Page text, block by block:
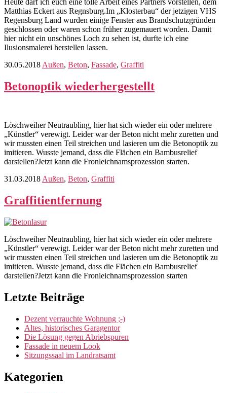
Heute darf ich euch eine tolle Arbeit eines Partners vorstellen, dem
Matthias Eckert aus Regnsburg.Im „Klosterbau“ der jetzigen VHS
Regensburg Land wurden einige Fenster aus Brandschutzgründen
geschlossen oder waren schon früher zugemauert worden. Damit
hier nicht ein unschönes Loch zu sehen ist, durfte ich eine
Ilusionsmalerei herstellen lassen.
30.05.2018 Außen, Beton, Fassade, Graffiti
Betonoptik wiederhergestellt
Löschweiher Neutraubling, hier hat sich wieder ein oder mehrere
„Künstler“ verewigt. Leider war der Beton nicht mehr zuretten und
wir mussten einen Teil streichen und lasieren um die Betonoptik zu
imitieren. Wusste jemand, dass die Flächen ein Bambusrelief
darstellen?Jetzt kann die Fronleichnamsprozession starten.
31.03.2018 Außen, Beton, Graffiti
Graffitientfernung
Löschweiher Neutraubling, hier hat sich wieder ein oder mehrere
„Künstler“ verewigt. Leider war der Beton nicht mehr zuretten und
wir mussten einen Teil streichen und lasieren um die Betonoptik zu
imitieren. Wusste jemand, dass die Flächen ein Bambusrelief
darstellen?Jetzt kann die Fronleichnamsprozession starten
Letzte Beiträge
Dezent verrauchte Wohnung ;-)
Altes, historisches Garagentor
Die Lösung gegen Abriebspuren
Fassade in neuem Look
Sitzungssaal im Landratsamt
Kategorien